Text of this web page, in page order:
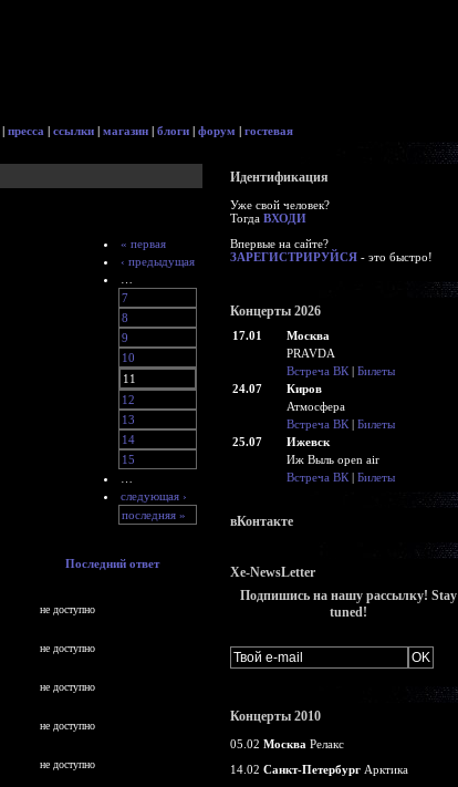
| пресса | ссылки | магазин | блоги | форум | гостевая
« первая
‹ предыдущая
7
8
9
10
11
12
13
14
15
следующая ›
последняя »
Последний ответ
не доступно
не доступно
не доступно
не доступно
не доступно
Идентификация
Уже свой человек?
Тогда ВХОДИ
Впервые на сайте?
ЗАРЕГИСТРИРУЙСЯ - это быстро!
Концерты 2026
17.01
Москва
PRAVDA
Встреча ВК | Билеты
24.07
Киров
Атмосфера
Встреча ВК | Билеты
25.07
Ижевск
Иж Выль open air
Встреча ВК | Билеты
вКонтакте
Xe-NewsLetter
Подпишись на нашу рассылку! Stay
tuned!
Концерты 2010
05.02 Москва Релакс
14.02 Санкт-Петербург Арктика